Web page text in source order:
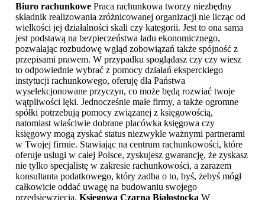
Biuro rachunkowe Praca rachunkowa tworzy niezbędny
składnik realizowania zróżnicowanej organizacji nie licząc od
wielkości jej działalności skali czy kategorii. Jest to ona sama
jest podstawą na bezpieczeństwa ładu ekonomicznego,
pozwalając rozbudowę wgląd zobowiązań także spójność z
przepisami prawem. W przypadku spoglądasz czy czy wiesz
to odpowiednie wybrać z pomocy działań eksperckiego
instytucji rachunkowego, oferuję dla Państwa
wyselekcjonowane przyczyn, co może będą rozwiać twoje
wątpliwości lęki. Jednocześnie małe firmy, a także ogromne
spółki potrzebują pomocy związanej z księgowością,
natomiast właściwie dobrane placówka księgowa czy
księgowy mogą zyskać status niezwykle ważnymi partnerami
w Twojej firmie. Stawiając na centrum rachunkowości, które
oferuje usługi w całej Polsce, zyskujesz gwarancję, że zyskasz
nie tylko specjalistę w zakresie rachunkowości, a zarazem
konsultanta podatkowego, który zadba o to, byś, żebyś mógł
całkowicie oddać uwagę na budowaniu swojego
przedsięwzięcia. Księgowa Czarna Białostocka W